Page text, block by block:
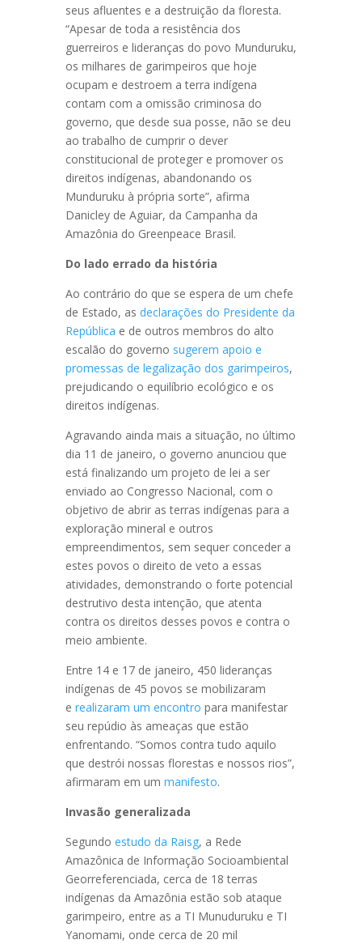
seus afluentes e a destruição da floresta.
“Apesar de toda a resistência dos
guerreiros e lideranças do povo Munduruku,
os milhares de garimpeiros que hoje
ocupam e destroem a terra indígena
contam com a omissão criminosa do
governo, que desde sua posse, não se deu
ao trabalho de cumprir o dever
constitucional de proteger e promover os
direitos indígenas, abandonando os
Munduruku à própria sorte”, afirma
Danicley de Aguiar, da Campanha da
Amazônia do Greenpeace Brasil.
Do lado errado da história
Ao contrário do que se espera de um chefe
de Estado, as declarações do Presidente da
República e de outros membros do alto
escalão do governo sugerem apoio e
promessas de legalização dos garimpeiros,
prejudicando o equilíbrio ecológico e os
direitos indígenas.
Agravando ainda mais a situação, no último
dia 11 de janeiro, o governo anunciou que
está finalizando um projeto de lei a ser
enviado ao Congresso Nacional, com o
objetivo de abrir as terras indígenas para a
exploração mineral e outros
empreendimentos, sem sequer conceder a
estes povos o direito de veto a essas
atividades, demonstrando o forte potencial
destrutivo desta intenção, que atenta
contra os direitos desses povos e contra o
meio ambiente.
Entre 14 e 17 de janeiro, 450 lideranças
indígenas de 45 povos se mobilizaram
e realizaram um encontro para manifestar
seu repúdio às ameaças que estão
enfrentando. “Somos contra tudo aquilo
que destrói nossas florestas e nossos rios”,
afirmaram em um manifesto.
Invasão generalizada
Segundo estudo da Raisg, a Rede
Amazônica de Informação Socioambiental
Georreferenciada, cerca de 18 terras
indígenas da Amazônia estão sob ataque
garimpeiro, entre as a TI Munuduruku e TI
Yanomami, onde cerca de 20 mil